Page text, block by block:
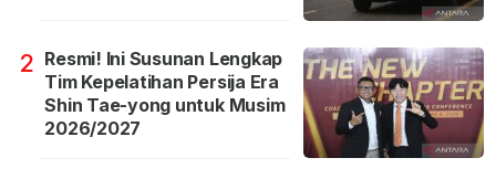
2 Resmi! Ini Susunan Lengkap
Tim Kepelatihan Persija Era
Shin Tae-yong untuk Musim
2026/2027